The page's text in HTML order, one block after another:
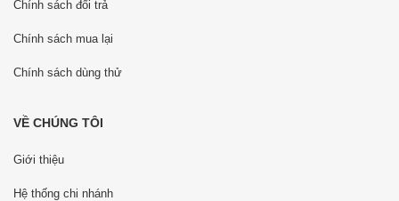
Chính sách đổi trả
Chính sách mua lại
Chính sách dùng thử
VỀ CHÚNG TÔI
Giới thiệu
Hệ thống chi nhánh